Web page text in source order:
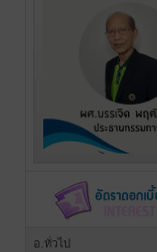
อ.ทั่วไป